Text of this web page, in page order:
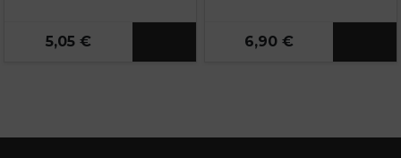
5,05 € 6,90 €